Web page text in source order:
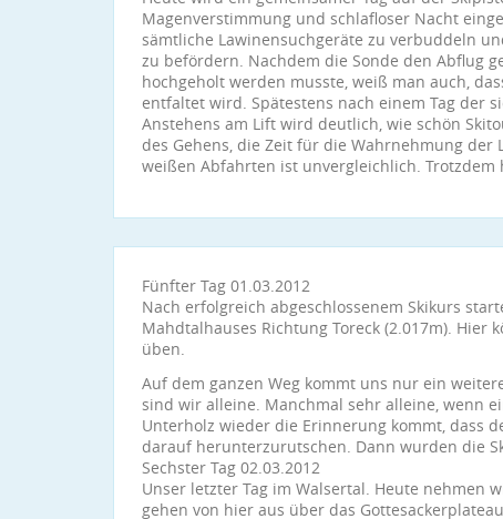
Magenverstimmung und schlafloser Nacht
sämtliche Lawinensuchgeräte zu verbuddeln
zu befördern. Nachdem die Sonde den Abflug
hochgeholt werden musste, weiß man auch,
entfaltet wird. Spätestens nach einem Tag der
Anstehens am Lift wird deutlich, wie schön
des Gehens, die Zeit für die Wahrnehmung der
weißen Abfahrten ist unvergleichlich. Trotzdem
Fünfter Tag 01.03.2012
Nach erfolgreich abgeschlossenem Skikurs
Mahdtalhauses Richtung Toreck (2.017m). Hier
üben.
Auf dem ganzen Weg kommt uns nur ein
sind wir alleine. Manchmal sehr alleine, wenn
Unterholz wieder die Erinnerung kommt, dass
darauf herunterzurutschen. Dann wurden die
Sechster Tag 02.03.2012
Unser letzter Tag im Walsertal. Heute nehmen
gehen von hier aus über das